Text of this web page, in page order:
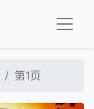
第1页